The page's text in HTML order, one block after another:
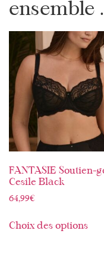
ensemble
FANTASIE Soutien-
Cesile Black
64,99€
Choix des options